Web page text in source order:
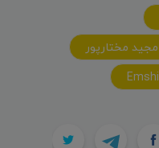
مجید مختارپور
Emshi